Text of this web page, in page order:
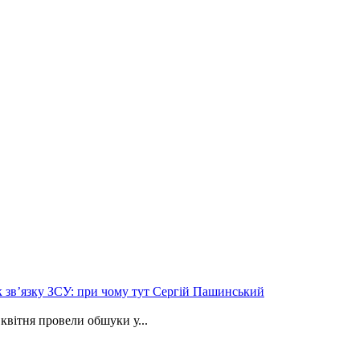
ЗСУ: при чому тут Сергій Пашинський
провели обшуки у...